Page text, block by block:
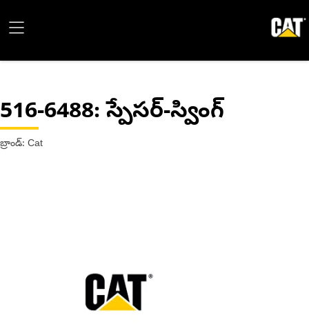
516-6488: స్పేసర్-స్వింగ్
బ్రాండ్: Cat